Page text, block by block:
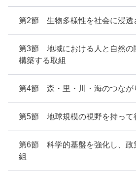
第2節 生物多様性を社会に浸透
第3節 地域における人と自然の
構築する取組
第4節 森・里・川・海のつなが
第5節 地球規模の視野を持って
第6節 科学的基盤を強化し、政
組